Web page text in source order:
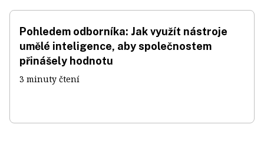
Pohledem odborníka: Jak využít nástroje
umělé inteligence, aby společnostem
přinášely hodnotu
3 minuty čtení